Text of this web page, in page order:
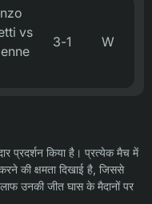
vs
3-1 W
प्रदर्शन किया है। प्रत्येक मैच में
की क्षमता दिखाई है, जिससे
उनकी जीत घास के मैदानों पर